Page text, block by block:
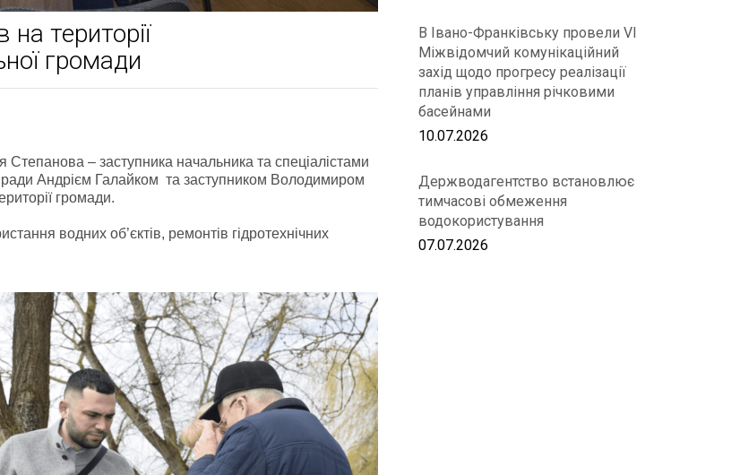
території
громади
Степанова – заступника начальника та спеціалістами
Андрієм Галайком та заступником Володимиром
громади.
водних об’єктів, ремонтів гідротехнічних
В Івано-Франківську провели VІ
Міжвідомчий комунікаційний
захід щодо прогресу реалізації
планів управління річковими
басейнами
10.07.2026
Держводагентство встановлює
тимчасові обмеження
водокористування
07.07.2026